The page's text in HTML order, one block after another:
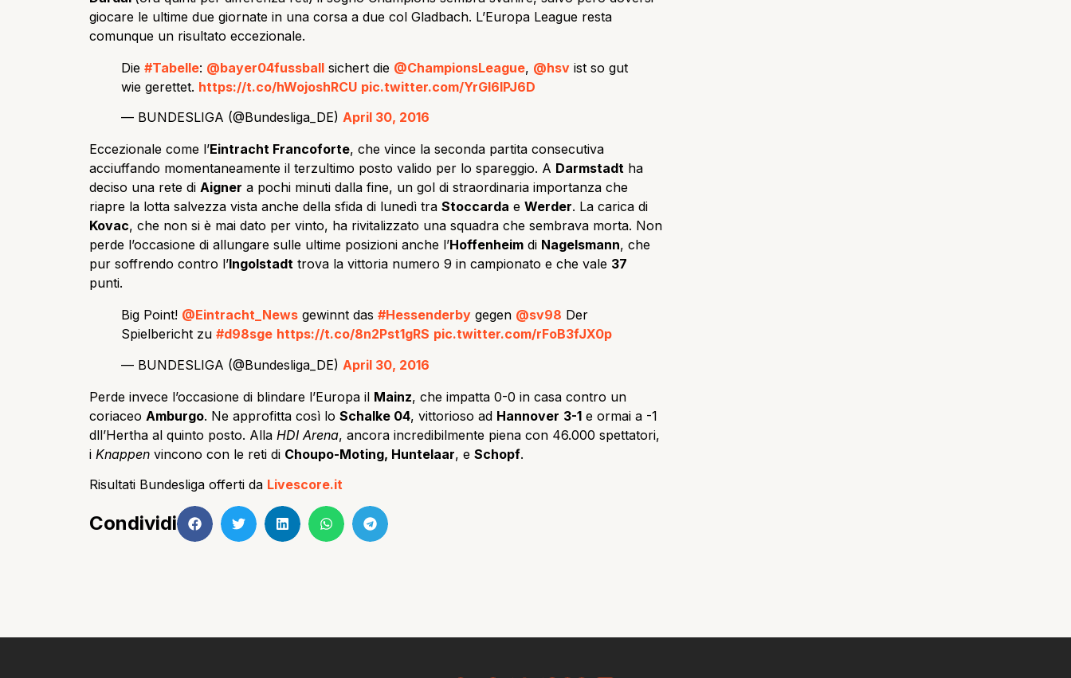
giocare le ultime due giornate in una corsa a due col Gladbach. L’Europa League resta
comunque un risultato eccezionale.
Die #Tabelle: @bayer04fussball sichert die @ChampionsLeague, @hsv ist so gut
wie gerettet. https://t.co/hWojoshRCU pic.twitter.com/YrGI6IPJ6D
— BUNDESLIGA (@Bundesliga_DE) April 30, 2016
Eccezionale come l’Eintracht Francoforte, che vince la seconda partita consecutiva
acciuffando momentaneamente il terzultimo posto valido per lo spareggio. A Darmstadt ha
deciso una rete di Aigner a pochi minuti dalla fine, un gol di straordinaria importanza che
riapre la lotta salvezza vista anche della sfida di lunedì tra Stoccarda e Werder. La carica di
Kovac, che non si è mai dato per vinto, ha rivitalizzato una squadra che sembrava morta. Non
perde l’occasione di allungare sulle ultime posizioni anche l’Hoffenheim di Nagelsmann, che
pur soffrendo contro l’Ingolstadt trova la vittoria numero 9 in campionato e che vale 37
punti.
Big Point! @Eintracht_News gewinnt das #Hessenderby gegen @sv98 Der
Spielbericht zu #d98sge https://t.co/8n2Pst1gRS pic.twitter.com/rFoB3fJX0p
— BUNDESLIGA (@Bundesliga_DE) April 30, 2016
Perde invece l’occasione di blindare l’Europa il Mainz, che impatta 0-0 in casa contro un
coriaceo Amburgo. Ne approfitta così lo Schalke 04, vittorioso ad Hannover 3-1 e ormai a -1
dll’Hertha al quinto posto. Alla HDI Arena, ancora incredibilmente piena con 46.000 spettatori,
i Knappen vincono con le reti di Choupo-Moting, Huntelaar, e Schopf.
Risultati Bundesliga offerti da Livescore.it
Condividi